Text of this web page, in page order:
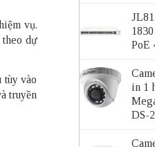
vụ.
theo dự
tùy vào
truyền
PoE
in 1
DS-